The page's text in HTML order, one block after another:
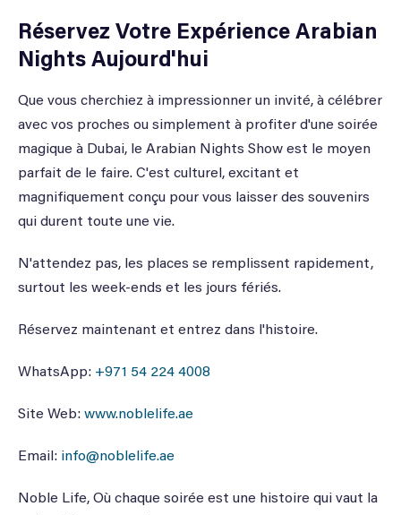
Réservez Votre Expérience Arabian
Nights Aujourd'hui
Que vous cherchiez à impressionner un invité, à célébrer
avec vos proches ou simplement à profiter d'une soirée
magique à Dubai, le Arabian Nights Show est le moyen
parfait de le faire. C'est culturel, excitant et
magnifiquement conçu pour vous laisser des souvenirs
qui durent toute une vie.
N'attendez pas, les places se remplissent rapidement,
surtout les week-ends et les jours fériés.
Réservez maintenant et entrez dans l'histoire.
WhatsApp: +971 54 224 4008
Site Web: www.noblelife.ae
Email: info@noblelife.ae
Noble Life, Où chaque soirée est une histoire qui vaut la